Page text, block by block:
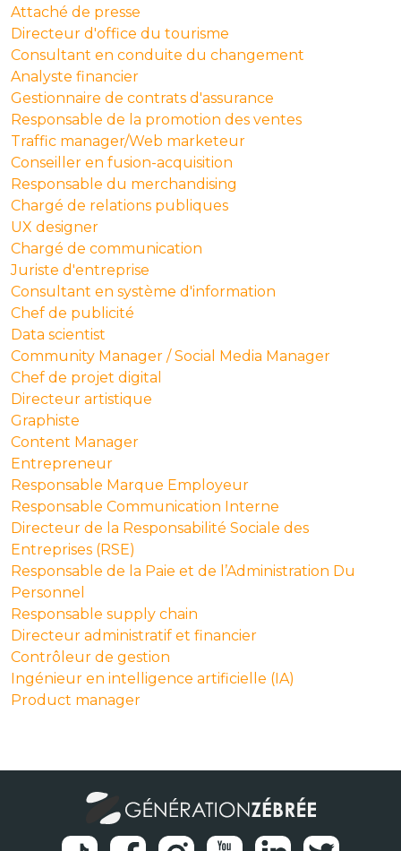
Attaché de presse
Directeur d'office du tourisme
Consultant en conduite du changement
Analyste financier
Gestionnaire de contrats d'assurance
Responsable de la promotion des ventes
Traffic manager/Web marketeur
Conseiller en fusion-acquisition
Responsable du merchandising
Chargé de relations publiques
UX designer
Chargé de communication
Juriste d'entreprise
Consultant en système d'information
Chef de publicité
Data scientist
Community Manager / Social Media Manager
Chef de projet digital
Directeur artistique
Graphiste
Content Manager
Entrepreneur
Responsable Marque Employeur
Responsable Communication Interne
Directeur de la Responsabilité Sociale des
Entreprises (RSE)
Responsable de la Paie et de l’Administration Du
Personnel
Responsable supply chain
Directeur administratif et financier
Contrôleur de gestion
Ingénieur en intelligence artificielle (IA)
Product manager